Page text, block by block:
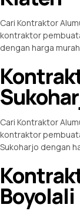
Cari Kontraktor
kontraktor
dengan harga murah
Cari Kontraktor
kontraktor
Sukoharjo dengan
Boyolali